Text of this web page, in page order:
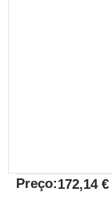
Preço:172,14 €